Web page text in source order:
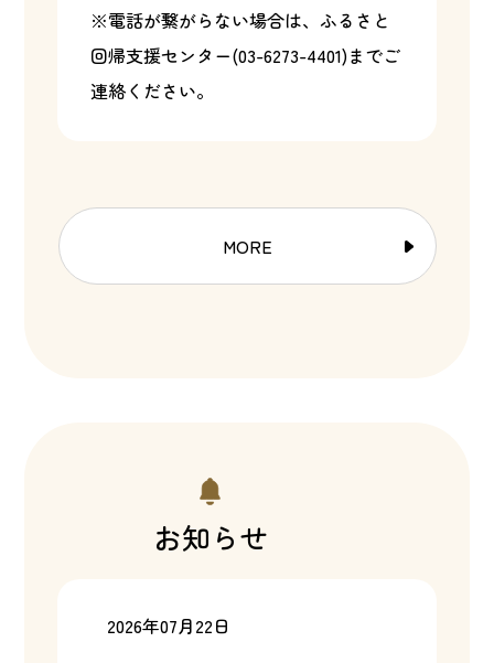
※電話が繋がらない場合は、ふるさと
回帰支援センター(03-6273-4401)までご
連絡ください。
MORE
お知らせ
2026年07月22日